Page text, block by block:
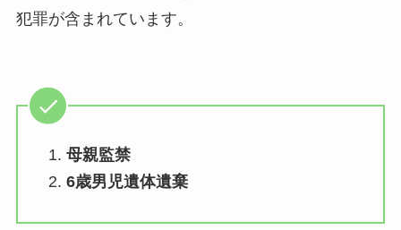
犯罪が含まれています。
母親監禁
6歳男児遺体遺棄